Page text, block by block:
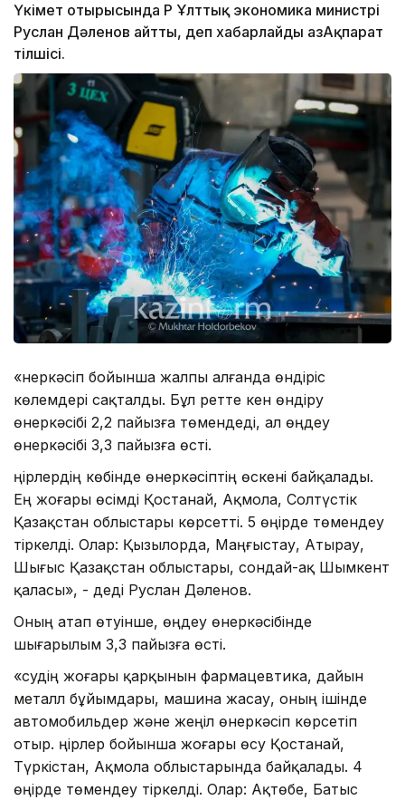
Үкімет отырысында ҚР Ұлттық экономика министрі
Руслан Дәленов айтты, деп хабарлайды ҚазАқпарат
тілшісі.
«Өнеркәсіп бойынша жалпы алғанда өндіріс
көлемдері сақталды. Бұл ретте кен өндіру
өнеркәсібі 2,2 пайызға төмендеді, ал өңдеу
өнеркәсібі 3,3 пайызға өсті.
Өңірлердің көбінде өнеркәсіптің өскені байқалады.
Ең жоғары өсімді Қостанай, Ақмола, Солтүстік
Қазақстан облыстары көрсетті. 5 өңірде төмендеу
тіркелді. Олар: Қызылорда, Маңғыстау, Атырау,
Шығыс Қазақстан облыстары, сондай-ақ Шымкент
қаласы», - деді Руслан Дәленов.
Оның атап өтуінше, өңдеу өнеркәсібінде
шығарылым 3,3 пайызға өсті.
«Өсудің жоғары қарқынын фармацевтика, дайын
металл бұйымдары, машина жасау, оның ішінде
автомобильдер және жеңіл өнеркәсіп көрсетіп
отыр. Өңірлер бойынша жоғары өсу Қостанай,
Түркістан, Ақмола облыстарында байқалады. 4
өңірде төмендеу тіркелді. Олар: Ақтөбе, Батыс